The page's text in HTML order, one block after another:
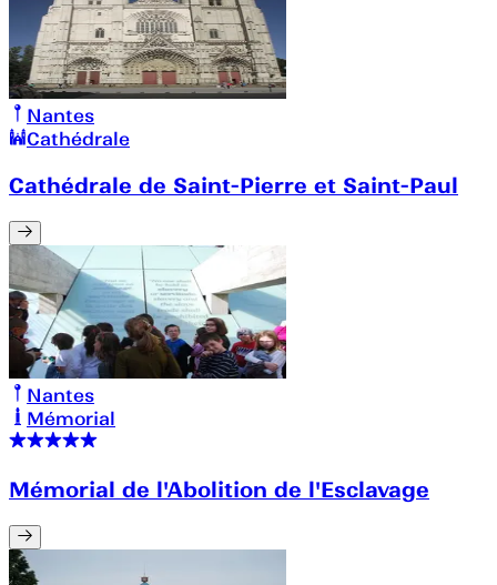
Nantes
Cathédrale
Cathédrale de Saint-Pierre et Saint-Paul
Nantes
Mémorial
Mémorial de l'Abolition de l'Esclavage